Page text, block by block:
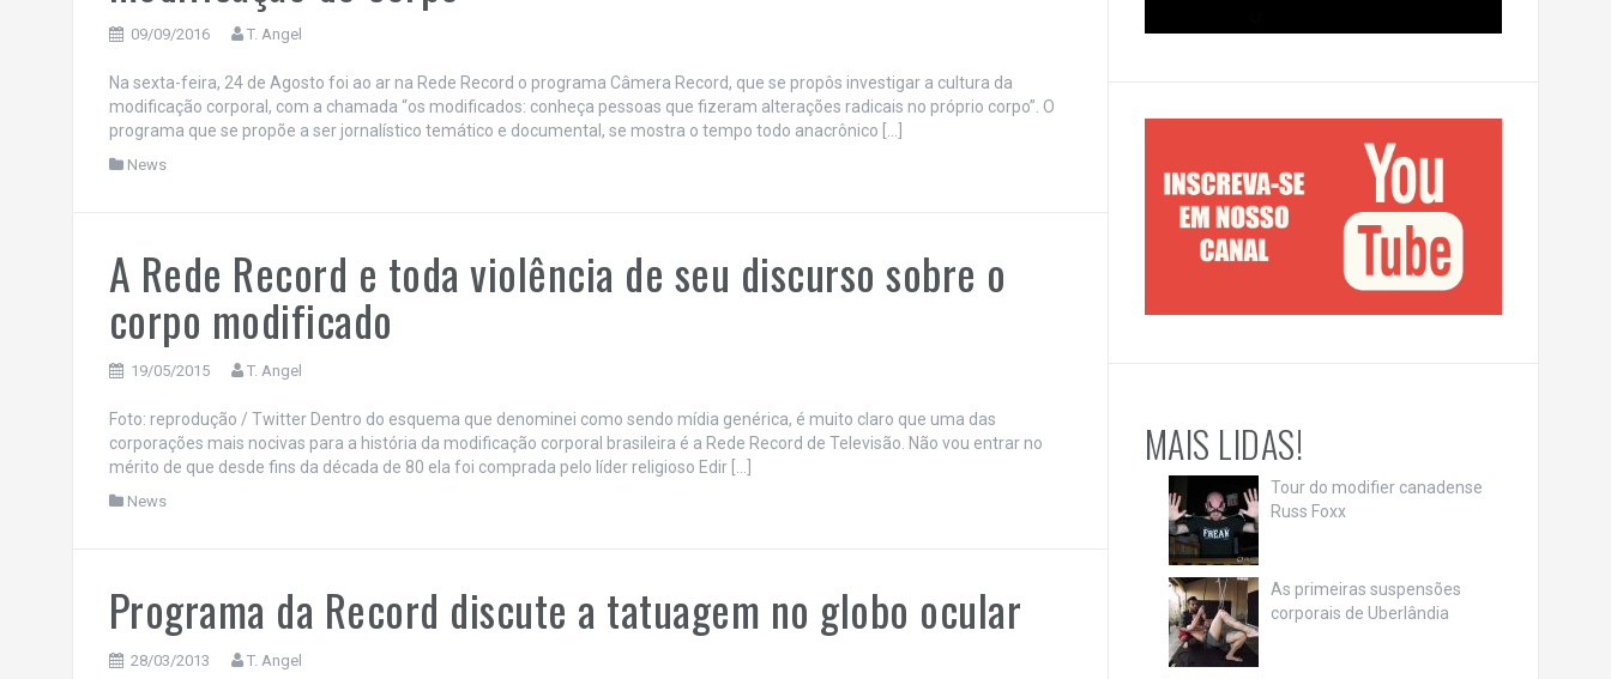
09/09/2016 T. Angel
Na sexta-feira, 24 de Agosto foi ao ar na Rede Record o programa Câmera Record, que se propôs investigar a cultura da
modificação corporal, com a chamada “os modificados: conheça pessoas que fizeram alterações radicais no próprio corpo”. O
programa que se propõe a ser jornalístico temático e documental, se mostra o tempo todo anacrônico […]
News
A Rede Record e toda violência de seu discurso sobre o
corpo modificado
19/05/2015 T. Angel
Foto: reprodução / Twitter Dentro do esquema que denominei como sendo mídia genérica, é muito claro que uma das
corporações mais nocivas para a história da modificação corporal brasileira é a Rede Record de Televisão. Não vou entrar no
mérito de que desde fins da década de 80 ela foi comprada pelo líder religioso Edir […]
News
Programa da Record discute a tatuagem no globo ocular
28/03/2013 T. Angel
MAIS LIDAS!
Tour do modifier canadense
Russ Foxx
As primeiras suspensões
corporais de Uberlândia